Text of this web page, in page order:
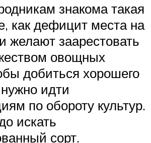
знакома такая
как дефицит места на
желают заарестовать
овощных
добиться хорошего
идти
по обороту культур.
искать
сорт.